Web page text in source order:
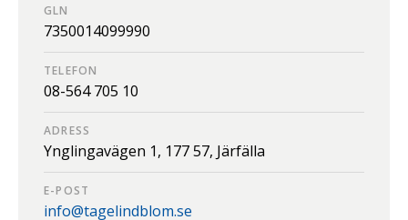
GLN
7350014099990
TELEFON
08-564 705 10
ADRESS
Ynglingavägen 1, 177 57, Järfälla
E-POST
info@tagelindblom.se